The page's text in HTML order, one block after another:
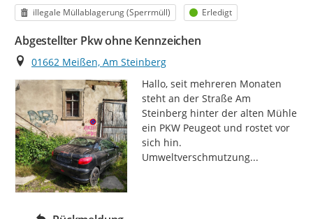
Kategorie
illegale Müllablagerung (Sperrmüll) Status
Erledigt
Abgestellter Pkw ohne Kennzeichen
Ort
01662 Meißen, Am Steinberg
Hallo, seit mehreren Monaten
steht an der Straße Am
Steinberg hinter der alten Mühle
ein PKW Peugeot und rostet vor
sich hin.
Umweltverschmutzung...